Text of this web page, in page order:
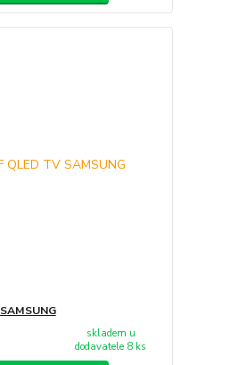
skladem u
dodavatele 8 ks